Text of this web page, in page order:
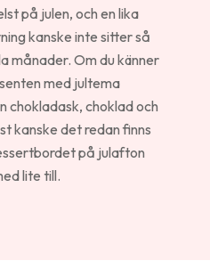
på julen, och en lika
kanske inte sitter så
månader. Om du känner
med jultema
chokladask, choklad och
kanske det redan finns
på julafton
lite till.